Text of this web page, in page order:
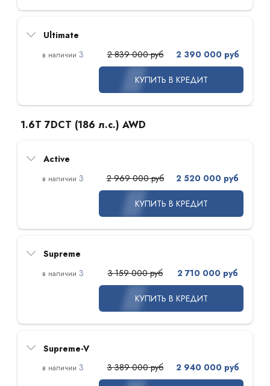
Ultimate
3
2 839 000 руб 2 390 000 руб
КУПИТЬ В КРЕДИТ
1.6T 7DCT (186 л.с.) AWD
Active
3
2 969 000 руб 2 520 000 руб
КУПИТЬ В КРЕДИТ
Supreme
3
3 159 000 руб 2 710 000 руб
КУПИТЬ В КРЕДИТ
Supreme-V
3
3 389 000 руб 2 940 000 руб